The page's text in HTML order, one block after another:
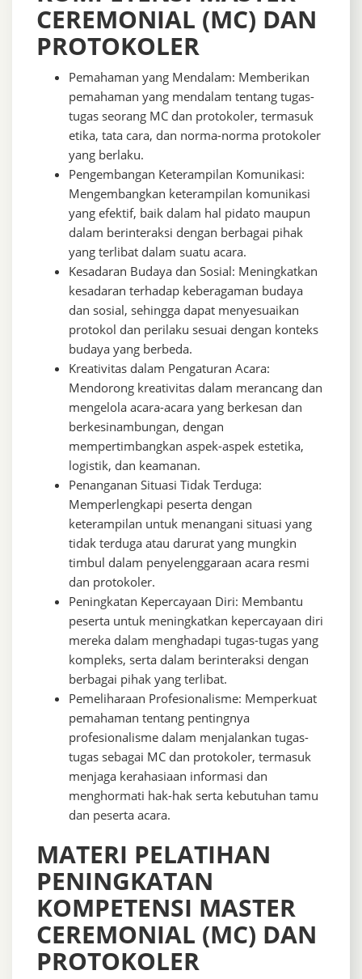
CEREMONIAL (MC) DAN
PROTOKOLER
Pemahaman yang Mendalam: Memberikan
pemahaman yang mendalam tentang tugas-
tugas seorang MC dan protokoler, termasuk
etika, tata cara, dan norma-norma protokoler
yang berlaku.
Pengembangan Keterampilan Komunikasi:
Mengembangkan keterampilan komunikasi
yang efektif, baik dalam hal pidato maupun
dalam berinteraksi dengan berbagai pihak
yang terlibat dalam suatu acara.
Kesadaran Budaya dan Sosial: Meningkatkan
kesadaran terhadap keberagaman budaya
dan sosial, sehingga dapat menyesuaikan
protokol dan perilaku sesuai dengan konteks
budaya yang berbeda.
Kreativitas dalam Pengaturan Acara:
Mendorong kreativitas dalam merancang dan
mengelola acara-acara yang berkesan dan
berkesinambungan, dengan
mempertimbangkan aspek-aspek estetika,
logistik, dan keamanan.
Penanganan Situasi Tidak Terduga:
Memperlengkapi peserta dengan
keterampilan untuk menangani situasi yang
tidak terduga atau darurat yang mungkin
timbul dalam penyelenggaraan acara resmi
dan protokoler.
Peningkatan Kepercayaan Diri: Membantu
peserta untuk meningkatkan kepercayaan diri
mereka dalam menghadapi tugas-tugas yang
kompleks, serta dalam berinteraksi dengan
berbagai pihak yang terlibat.
Pemeliharaan Profesionalisme: Memperkuat
pemahaman tentang pentingnya
profesionalisme dalam menjalankan tugas-
tugas sebagai MC dan protokoler, termasuk
menjaga kerahasiaan informasi dan
menghormati hak-hak serta kebutuhan tamu
dan peserta acara.
MATERI PELATIHAN
PENINGKATAN
KOMPETENSI MASTER
CEREMONIAL (MC) DAN
PROTOKOLER